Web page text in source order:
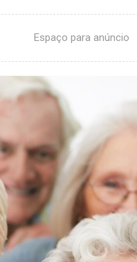
Espaço para anúncio